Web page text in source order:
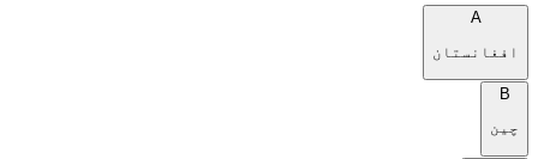
A
افغانستان
B
چین